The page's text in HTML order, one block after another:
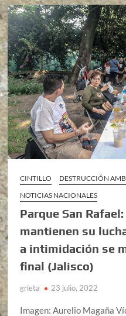
CINTILLO DESTRUCCIÓN
NOTICIAS NACIONALES
Parque San
mantienen su
a intimidación se
final (Jalisco)
grieta 23 julio, 2022
Imagen: Aurelio Magaña